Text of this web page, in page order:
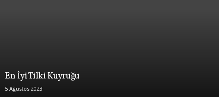
En İyi Tilki Kuyruğu
5 Ağustos 2023